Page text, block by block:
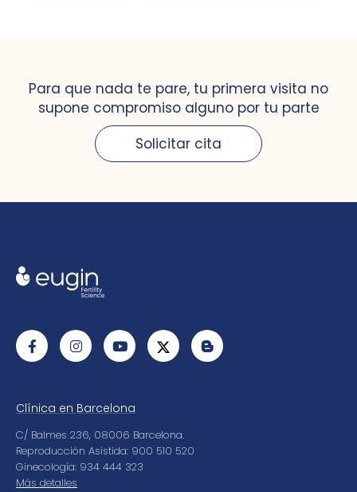
Para que nada te pare, tu primera visita no
supone compromiso alguno por tu parte
Solicitar cita
Clínica en Barcelona
C/ Balmes 236, 08006 Barcelona.
Reproducción Asistida: 900 510 520
Ginecología: 934 444 323
Más detalles